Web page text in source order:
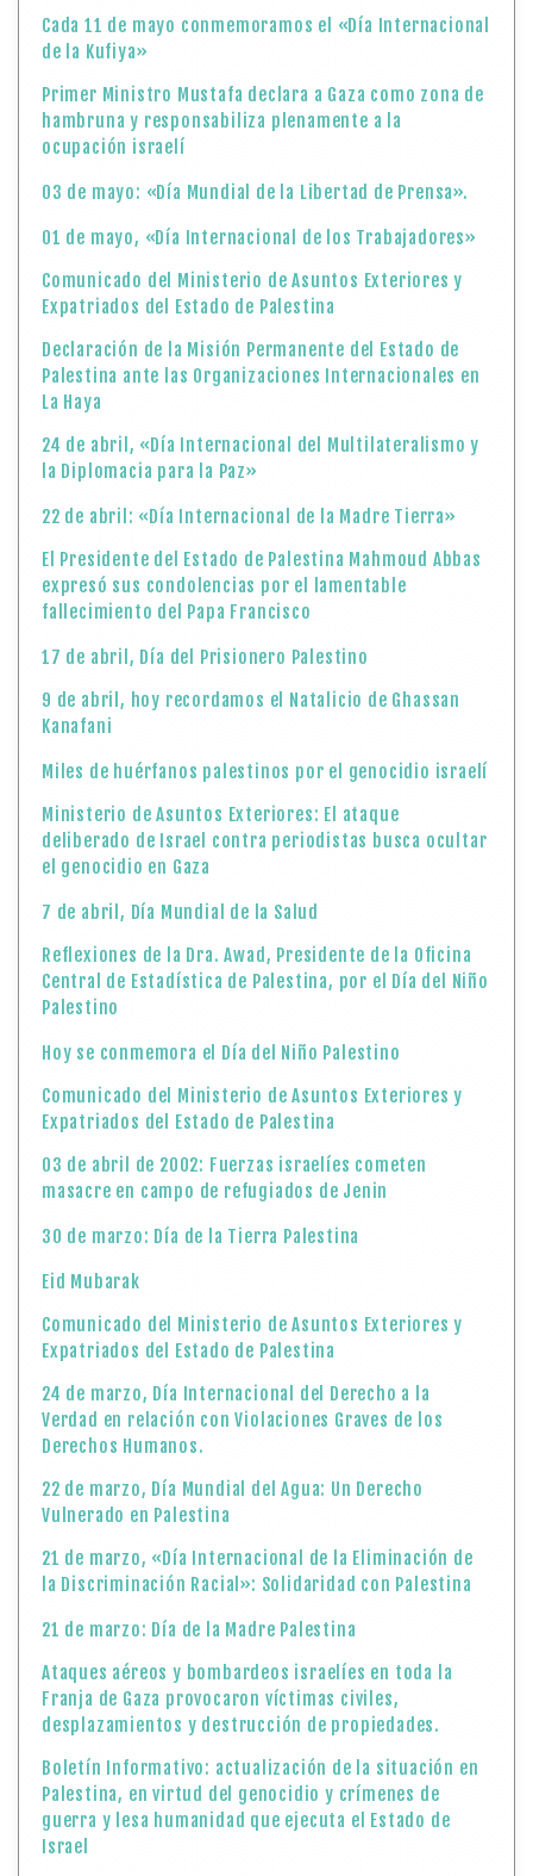
Cada 11 de mayo conmemoramos el «Día Internacional
de la Kufiya»
Primer Ministro Mustafa declara a Gaza como zona de
hambruna y responsabiliza plenamente a la
ocupación israelí
03 de mayo: «Día Mundial de la Libertad de Prensa».
01 de mayo, «Día Internacional de los Trabajadores»
Comunicado del Ministerio de Asuntos Exteriores y
Expatriados del Estado de Palestina
Declaración de la Misión Permanente del Estado de
Palestina ante las Organizaciones Internacionales en
La Haya
24 de abril, «Día Internacional del Multilateralismo y
la Diplomacia para la Paz»
22 de abril: «Día Internacional de la Madre Tierra»
El Presidente del Estado de Palestina Mahmoud Abbas
expresó sus condolencias por el lamentable
fallecimiento del Papa Francisco
17 de abril, Día del Prisionero Palestino
9 de abril, hoy recordamos el Natalicio de Ghassan
Kanafani
Miles de huérfanos palestinos por el genocidio israelí
Ministerio de Asuntos Exteriores: El ataque
deliberado de Israel contra periodistas busca ocultar
el genocidio en Gaza
7 de abril, Día Mundial de la Salud
Reflexiones de la Dra. Awad, Presidente de la Oficina
Central de Estadística de Palestina, por el Día del Niño
Palestino
Hoy se conmemora el Día del Niño Palestino
Comunicado del Ministerio de Asuntos Exteriores y
Expatriados del Estado de Palestina
03 de abril de 2002: Fuerzas israelíes cometen
masacre en campo de refugiados de Jenin
30 de marzo: Día de la Tierra Palestina
Eid Mubarak
Comunicado del Ministerio de Asuntos Exteriores y
Expatriados del Estado de Palestina
24 de marzo, Día Internacional del Derecho a la
Verdad en relación con Violaciones Graves de los
Derechos Humanos.
22 de marzo, Día Mundial del Agua: Un Derecho
Vulnerado en Palestina
21 de marzo, «Día Internacional de la Eliminación de
la Discriminación Racial»: Solidaridad con Palestina
21 de marzo: Día de la Madre Palestina
Ataques aéreos y bombardeos israelíes en toda la
Franja de Gaza provocaron víctimas civiles,
desplazamientos y destrucción de propiedades.
Boletín Informativo: actualización de la situación en
Palestina, en virtud del genocidio y crímenes de
guerra y lesa humanidad que ejecuta el Estado de
Israel